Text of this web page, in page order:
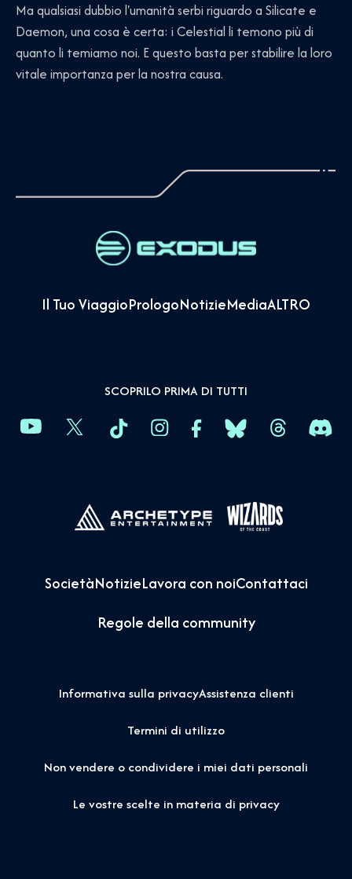
Ma qualsiasi dubbio l'umanità serbi riguardo a Silicate e
Daemon, una cosa è certa: i Celestial li temono più di
quanto li temiamo noi. E questo basta per stabilire la loro
vitale importanza per la nostra causa.
Il Tuo ViaggioPrologoNotizieMediaALTRO
SCOPRILO PRIMA DI TUTTI
SocietàNotizieLavora con noiContattaci
Regole della community
Informativa sulla privacyAssistenza clienti
Termini di utilizzo
Non vendere o condividere i miei dati personali
Le vostre scelte in materia di privacy